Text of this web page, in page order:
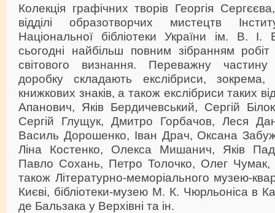
Колекція графічних творів Георгія
відділі образотворчих мистецтв
Національної бібліотеки України ім. В.
сьогодні найбільш повним зібранням робіт
світового визнання. Переважну
доробку складають екслібриси,
книжкових знаків, а також екслібриси таких
Апанович, Яків Бердичевський, Сергій
Сергій Глущук, Дмитро Горбачов, Леся
Василь Дорошенко, Іван Драч, Оксана
Ліна Костенко, Олекса Мишанич, Яків
Павло Сохань, Петро Толочко, Олег Чумак,
також Літературно-меморіального музею-
Києві, бібліотеки-музею М. К. Чюрльоніса в
де Бальзака у Верхівні та ін.